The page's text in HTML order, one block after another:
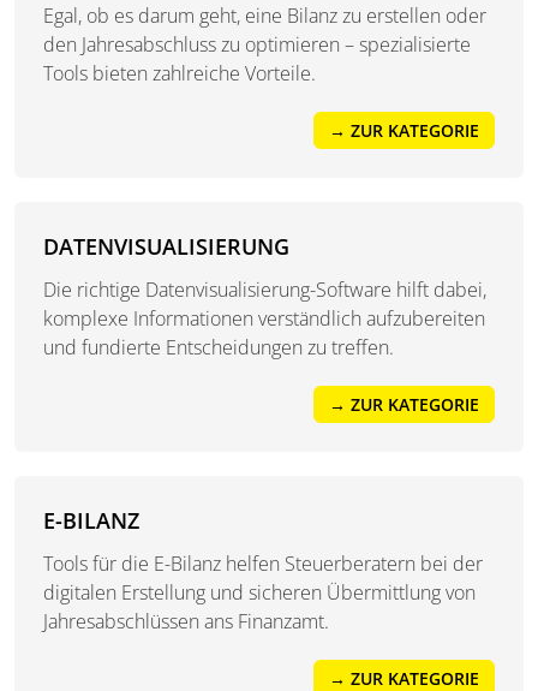
Egal, ob es darum geht, eine Bilanz zu erstellen oder
den Jahresabschluss zu optimieren – spezialisierte
Tools bieten zahlreiche Vorteile.
→ ZUR KATEGORIE
DATENVISUALISIERUNG
Die richtige Datenvisualisierung-Software hilft dabei,
komplexe Informationen verständlich aufzubereiten
und fundierte Entscheidungen zu treffen.
→ ZUR KATEGORIE
E-BILANZ
Tools für die E-Bilanz helfen Steuerberatern bei der
digitalen Erstellung und sicheren Übermittlung von
Jahresabschlüssen ans Finanzamt.
→ ZUR KATEGORIE